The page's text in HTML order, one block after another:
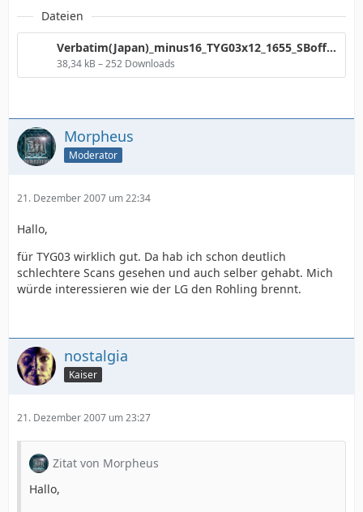
Dateien
Verbatim(Japan)_minus16_TYG03x12_1655_SBoff.png
38,34 kB – 252 Downloads
Morpheus
Moderator
21. Dezember 2007 um 22:34
Hallo,
für TYG03 wirklich gut. Da hab ich schon deutlich
schlechtere Scans gesehen und auch selber gehabt. Mich
würde interessieren wie der LG den Rohling brennt.
nostalgia
Kaiser
21. Dezember 2007 um 23:27
Zitat von Morpheus
Hallo,